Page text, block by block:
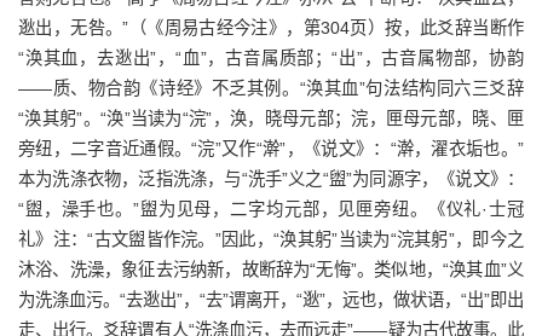
逖出，无咎。”（《周易古经今注》，第304页）按，此爻辞当断作
“涣其血，去逖出”，“血”，古音属质部；“出”，古音属物部，协韵
——质、物合韵《诗经》不乏其例。“涣其血”句法结构同六三爻辞
“涣其躬”。“涣”当读为“浣”，涣，晓母元部；浣，匣母元部，晓、匣
旁纽，二字音近通假。“浣”又作“澣”，《说文》：“澣，濯衣垢也。”
本为洗涤衣物，泛指洗涤，与“洗手”义之“盥”为同源字，《说文》：
“盥，澡手也。”盥为见母，二字均元部，见匣旁纽。《仪礼·士冠
礼》注：“古文盥皆作浣。”因此，“涣其躬”当读为“浣其躬”，即今之
沐浴、洗澡，象征去污纳新，故断辞为“无悔”。类似地，“涣其血”义
为洗涤血污。“去逖出”，“去”谓离开，“逖”，远也，做状语，“出”即出
走、出行。爻辞谓有人“洗涤血污，去而远走”——疑为古代故事。此